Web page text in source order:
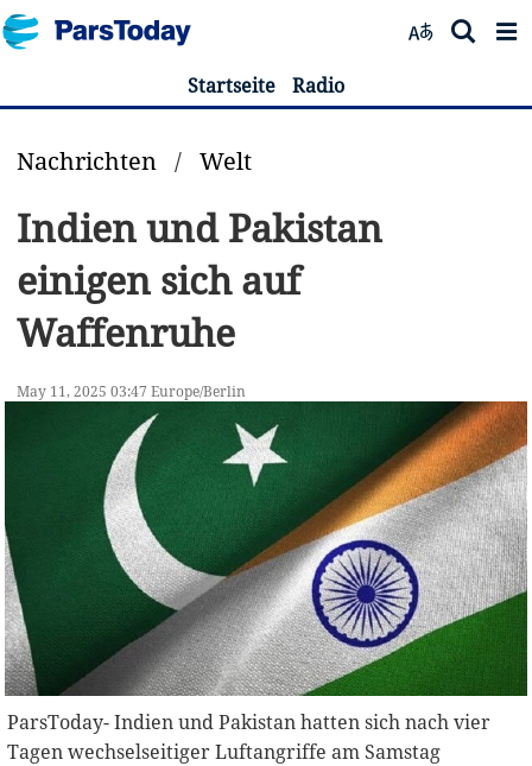
Startseite Radio
Nachrichten / Welt
Indien und Pakistan
einigen sich auf
Waffenruhe
May 11, 2025 03:47 Europe/Berlin
ParsToday- Indien und Pakistan hatten sich nach vier
Tagen wechselseitiger Luftangriffe am Samstag